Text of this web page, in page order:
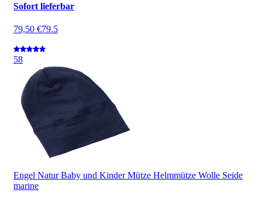
Sofort lieferbar
79,50 €79.5
58
Engel Natur Baby und Kinder Mütze Helmmütze Wolle Seide
marine